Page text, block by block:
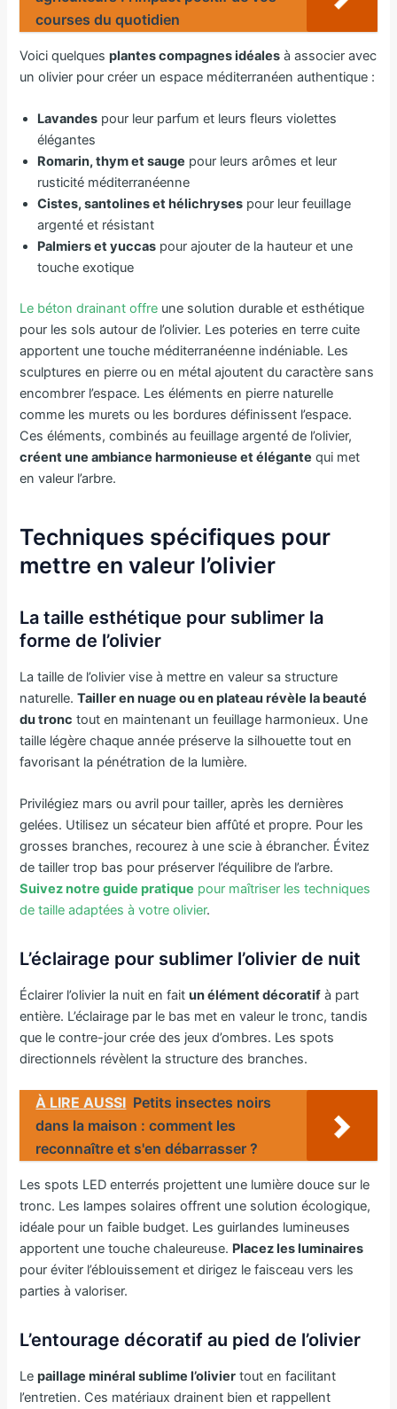
courses du quotidien
Voici quelquesplantes compagnes idéales à associer avec
un olivier pour créer un espace méditerranéen authentique :
Lavandes pour leur parfum et leurs fleurs violettes
élégantes
Romarin, thym et sauge pour leurs arômes et leur
rusticité méditerranéenne
Cistes, santolines et hélichryses pour leur feuillage
argenté et résistant
Palmiers et yuccas pour ajouter de la hauteur et une
touche exotique
Le béton drainant offre une solution durable et esthétique
pour les sols autour de l’olivier. Les poteries en terre cuite
apportent une touche méditerranéenne indéniable. Les
sculptures en pierre ou en métal ajoutent du caractère sans
encombrer l’espace. Les éléments en pierre naturelle
comme les murets ou les bordures définissent l’espace.
Ces éléments, combinés au feuillage argenté de l’olivier,
créent une ambiance harmonieuse et élégante qui met
en valeur l’arbre.
Techniques spécifiques pour
mettre en valeur l’olivier
La taille esthétique pour sublimer la
forme de l’olivier
La taille de l’olivier vise à mettre en valeur sa structure
naturelle.Tailler en nuage ou en plateau révèle la beauté
du tronc tout en maintenant un feuillage harmonieux. Une
taille légère chaque année préserve la silhouette tout en
favorisant la pénétration de la lumière.
Privilégiez mars ou avril pour tailler, après les dernières
gelées. Utilisez un sécateur bien affûté et propre. Pour les
grosses branches, recourez à une scie à ébrancher. Évitez
de tailler trop bas pour préserver l’équilibre de l’arbre.
Suivez notre guide pratique pour maîtriser les techniques
de taille adaptées à votre olivier.
L’éclairage pour sublimer l’olivier de nuit
Éclairer l’olivier la nuit en faitun élément décoratif à part
entière. L’éclairage par le bas met en valeur le tronc, tandis
que le contre-jour crée des jeux d’ombres. Les spots
directionnels révèlent la structure des branches.
À LIRE AUSSI Petits insectes noirs
dans la maison : comment les
reconnaître et s'en débarrasser ?
Les spots LED enterrés projettent une lumière douce sur le
tronc. Les lampes solaires offrent une solution écologique,
idéale pour un faible budget. Les guirlandes lumineuses
apportent une touche chaleureuse. Placez les luminaires
pour éviter l’éblouissement et dirigez le faisceau vers les
parties à valoriser.
L’entourage décoratif au pied de l’olivier
Lepaillage minéral sublime l’olivier tout en facilitant
l’entretien. Ces matériaux drainent bien et rappellent